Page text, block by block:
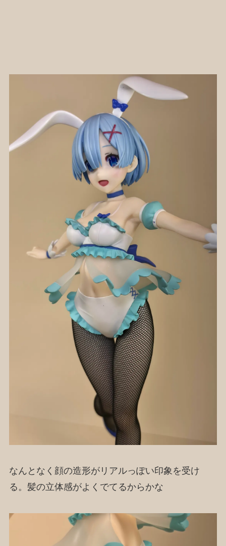
なんとなく顔の造形がリアルっぽい印象を受け
る。髪の立体感がよくでてるからかな